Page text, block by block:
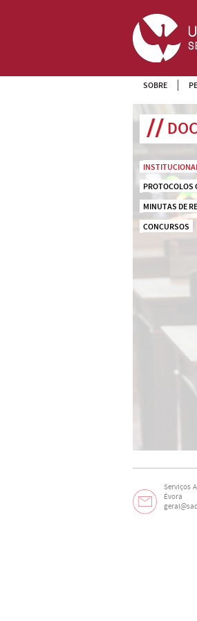
SOBRE
PROTOCOLOS
MINUTAS DE
CONCURSOS
Serviços
Évora